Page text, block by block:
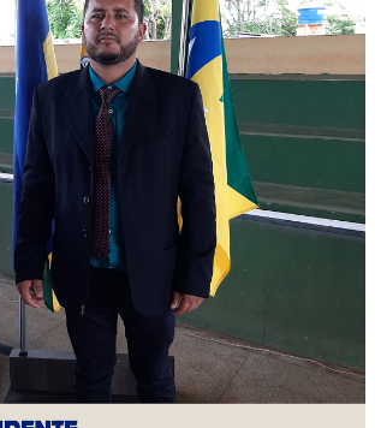
organização é de que o encontro
no processo eleitoral ao aproximar o
evidências produzidas pelo controle
aos postulantes ao Governo do Estado
consistente para a formulação de
ao desenvolvimento de Rondônia.
TÉCNICA VAI
INDICADORES
a apresentação de indicadores
sustentabilidade fiscal, capacidade de
educação, infraestrutura, governança,